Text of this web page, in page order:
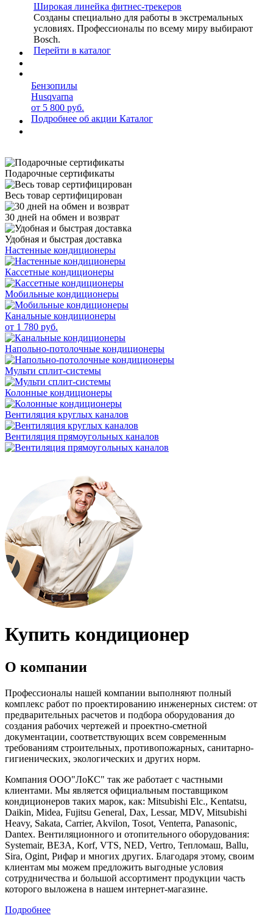
Широкая линейка фитнес-трекеров
Созданы специально для работы в экстремальных
условиях. Профессионалы по всему миру выбирают
Bosch.
Перейти в каталог
Бензопилы
Husqvarna
от 5 800 руб.
Подробнее об акции Каталог
Подарочные сертификаты
Весь товар сертифицирован
30 дней на обмен и возврат
Удобная и быстрая доставка
Настенные кондиционеры
Кассетные кондиционеры
Мобильные кондиционеры
Канальные кондиционеры
от 1 780 руб.
Напольно-потолочные кондиционеры
Мульти сплит-системы
Колонные кондиционеры
Вентиляция круглых каналов
Вентиляция прямоугольных каналов
Купить кондиционер
О компании
Профессионалы нашей компании выполняют полный
комплекс работ по проектированию инженерных систем: от
предварительных расчетов и подбора оборудования до
создания рабочих чертежей и проектно-сметной
документации, соответствующих всем современным
требованиям строительных, противопожарных, санитарно-
гигиенических, экологических и других норм.
Компания ООО"ЛоКС" так же работает с частными
клиентами. Мы является официальным поставщиком
кондиционеров таких марок, как: Mitsubishi Elc., Kentatsu,
Daikin, Midea, Fujitsu General, Dax, Lessar, MDV, Mitsubishi
Heavy, Sakata, Carrier, Akvilon, Tosot, Venterra, Panasonic,
Dantex. Вентиляционного и отопительного оборудования:
Systemair, ВЕЗА, Korf, VTS, NED, Vertro, Тепломаш, Ballu,
Sira, Ogint, Рифар и многих других. Благодаря этому, своим
клиентам мы можем предложить выгодные условия
сотрудничества и большой ассортимент продукции часть
которого выложена в нашем интернет-магазине.
Подробнее